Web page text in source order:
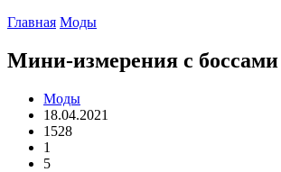
Главная Моды
Мини-измерения с
Моды
18.04.2021
1528
1
5